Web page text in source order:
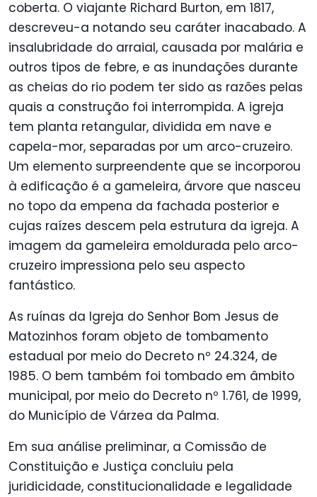
coberta. O viajante Richard Burton, em 1817,
descreveu-a notando seu caráter inacabado. A
insalubridade do arraial, causada por malária e
outros tipos de febre, e as inundações durante
as cheias do rio podem ter sido as razões pelas
quais a construção foi interrompida. A igreja
tem planta retangular, dividida em nave e
capela-mor, separadas por um arco-cruzeiro.
Um elemento surpreendente que se incorporou
à edificação é a gameleira, árvore que nasceu
no topo da empena da fachada posterior e
cujas raízes descem pela estrutura da igreja. A
imagem da gameleira emoldurada pelo arco-
cruzeiro impressiona pelo seu aspecto
fantástico.
As ruínas da Igreja do Senhor Bom Jesus de
Matozinhos foram objeto de tombamento
estadual por meio do Decreto nº 24.324, de
1985. O bem também foi tombado em âmbito
municipal, por meio do Decreto nº 1.761, de 1999,
do Município de Várzea da Palma.
Em sua análise preliminar, a Comissão de
Constituição e Justiça concluiu pela
juridicidade, constitucionalidade e legalidade